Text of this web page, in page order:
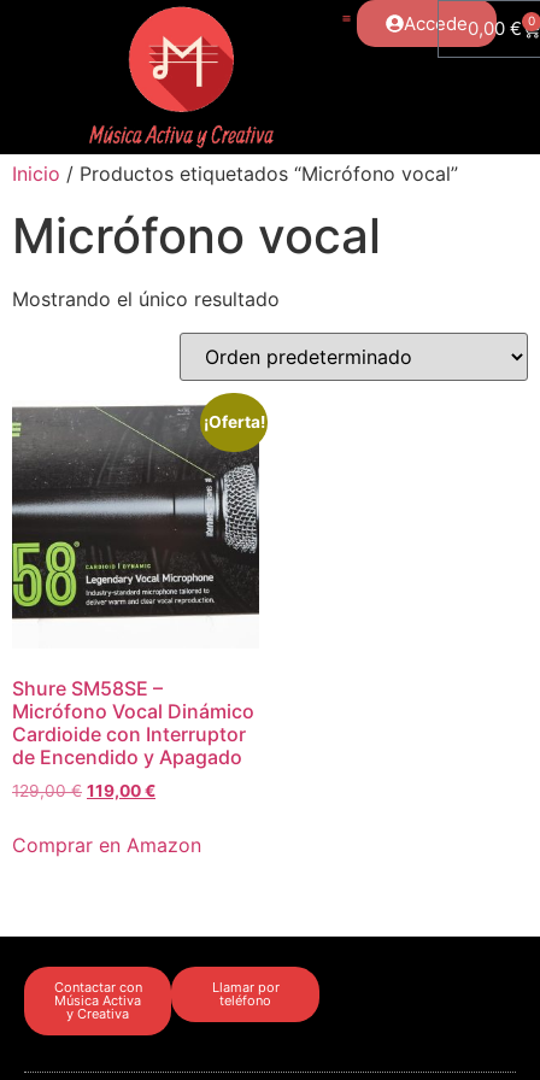
Accede0,00 € 0
Inicio / Productos etiquetados “Micrófono vocal”
Micrófono vocal
Mostrando el único resultado
¡Oferta!
Shure SM58SE –
Micrófono Vocal Dinámico
Cardioide con Interruptor
de Encendido y Apagado
129,00€ 119,00€
Comprar en Amazon
Contactar con
Música Activa
y Creativa
Llamar por
teléfono